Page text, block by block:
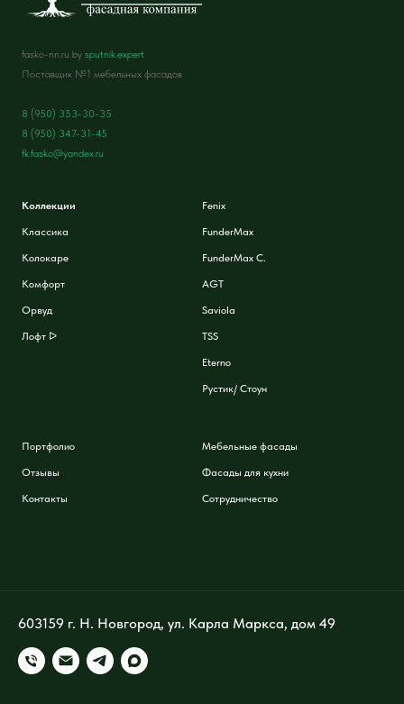
fasko-nn.ru by sputnik.expert
Поставщик №1 мебельных фасадов
8 (950) 353-30-35
8 (950) 347-31-45
fk.fasko@yandex.ru
Коллекции
Классика
Колокаре
Комфорт
Орвуд
Лофт ᐅ
Fenix
FunderMax
FunderMax C.
AGT
Saviola
TSS
Eterno
Рустик/ Стоун
Портфолио
Отзывы
Контакты
Мебельные фасады
Фасады для кухни
Сотрудничество
603159 г. Н. Новгород, ул. Карла Маркса, дом 49